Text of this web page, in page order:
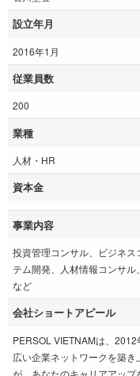
設立年月
2016年1月
従業員数
200
業種
人材・HR
資本金
事業内容
投資管理コンサル、ビジネ
テム開発、人材情報コンサル
など
会社ショートアピール
PERSOL VIETNAMは、
広い企業ネットワークを築
が、あなたのキャリアアッ